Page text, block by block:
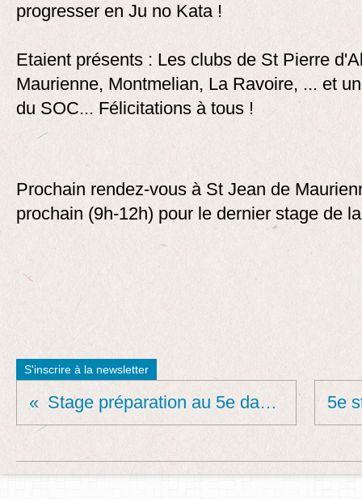
progresser en Ju no Kata !
Etaient présents : Les clubs de St Pierre
Maurienne, Montmelian, La Ravoire, ... et
du SOC... Félicitations à tous !
Prochain rendez-vous à St Jean de
prochain (9h-12h) pour le dernier stage de
S'inscrire à la newsletter
Stage préparation au 5e dan, Ceyrat, 30 mars 2025.